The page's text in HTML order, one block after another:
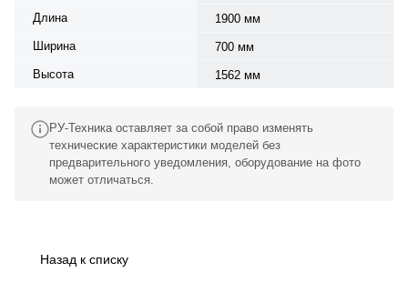
Длина
1900 мм
Ширина
700 мм
Высота
1562 мм
РУ-Техника оставляет за собой право изменять
технические характеристики моделей без
предварительного уведомления, оборудование на фото
может отличаться.
Назад к списку